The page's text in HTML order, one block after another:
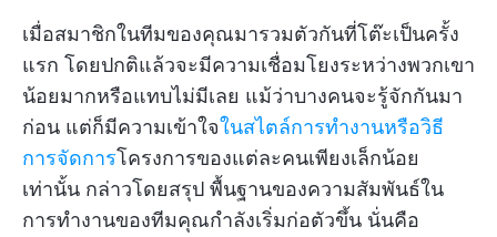
เมื่อสมาชิกในทีมของคุณมารวมตัวกันที่โต๊ะเป็นครั้ง
แรก โดยปกติแล้วจะมีความเชื่อมโยงระหว่างพวกเขา
น้อยมากหรือแทบไม่มีเลย แม้ว่าบางคนจะรู้จักกันมา
ก่อน แต่ก็มีความเข้าใจในสไตล์การทำงานหรือวิธี
การจัดการโครงการของแต่ละคนเพียงเล็กน้อย
เท่านั้น กล่าวโดยสรุป พื้นฐานของความสัมพันธ์ใน
การทำงานของทีมคุณกำลังเริ่มก่อตัวขึ้น นั่นคือ